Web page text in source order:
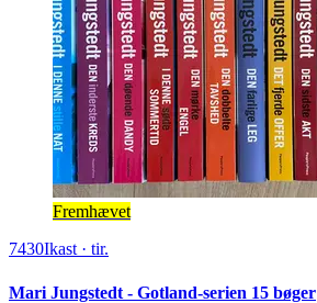
Fremhævet
7430Ikast· tir.
Mari Jungstedt - Gotland-serien 15 bøger